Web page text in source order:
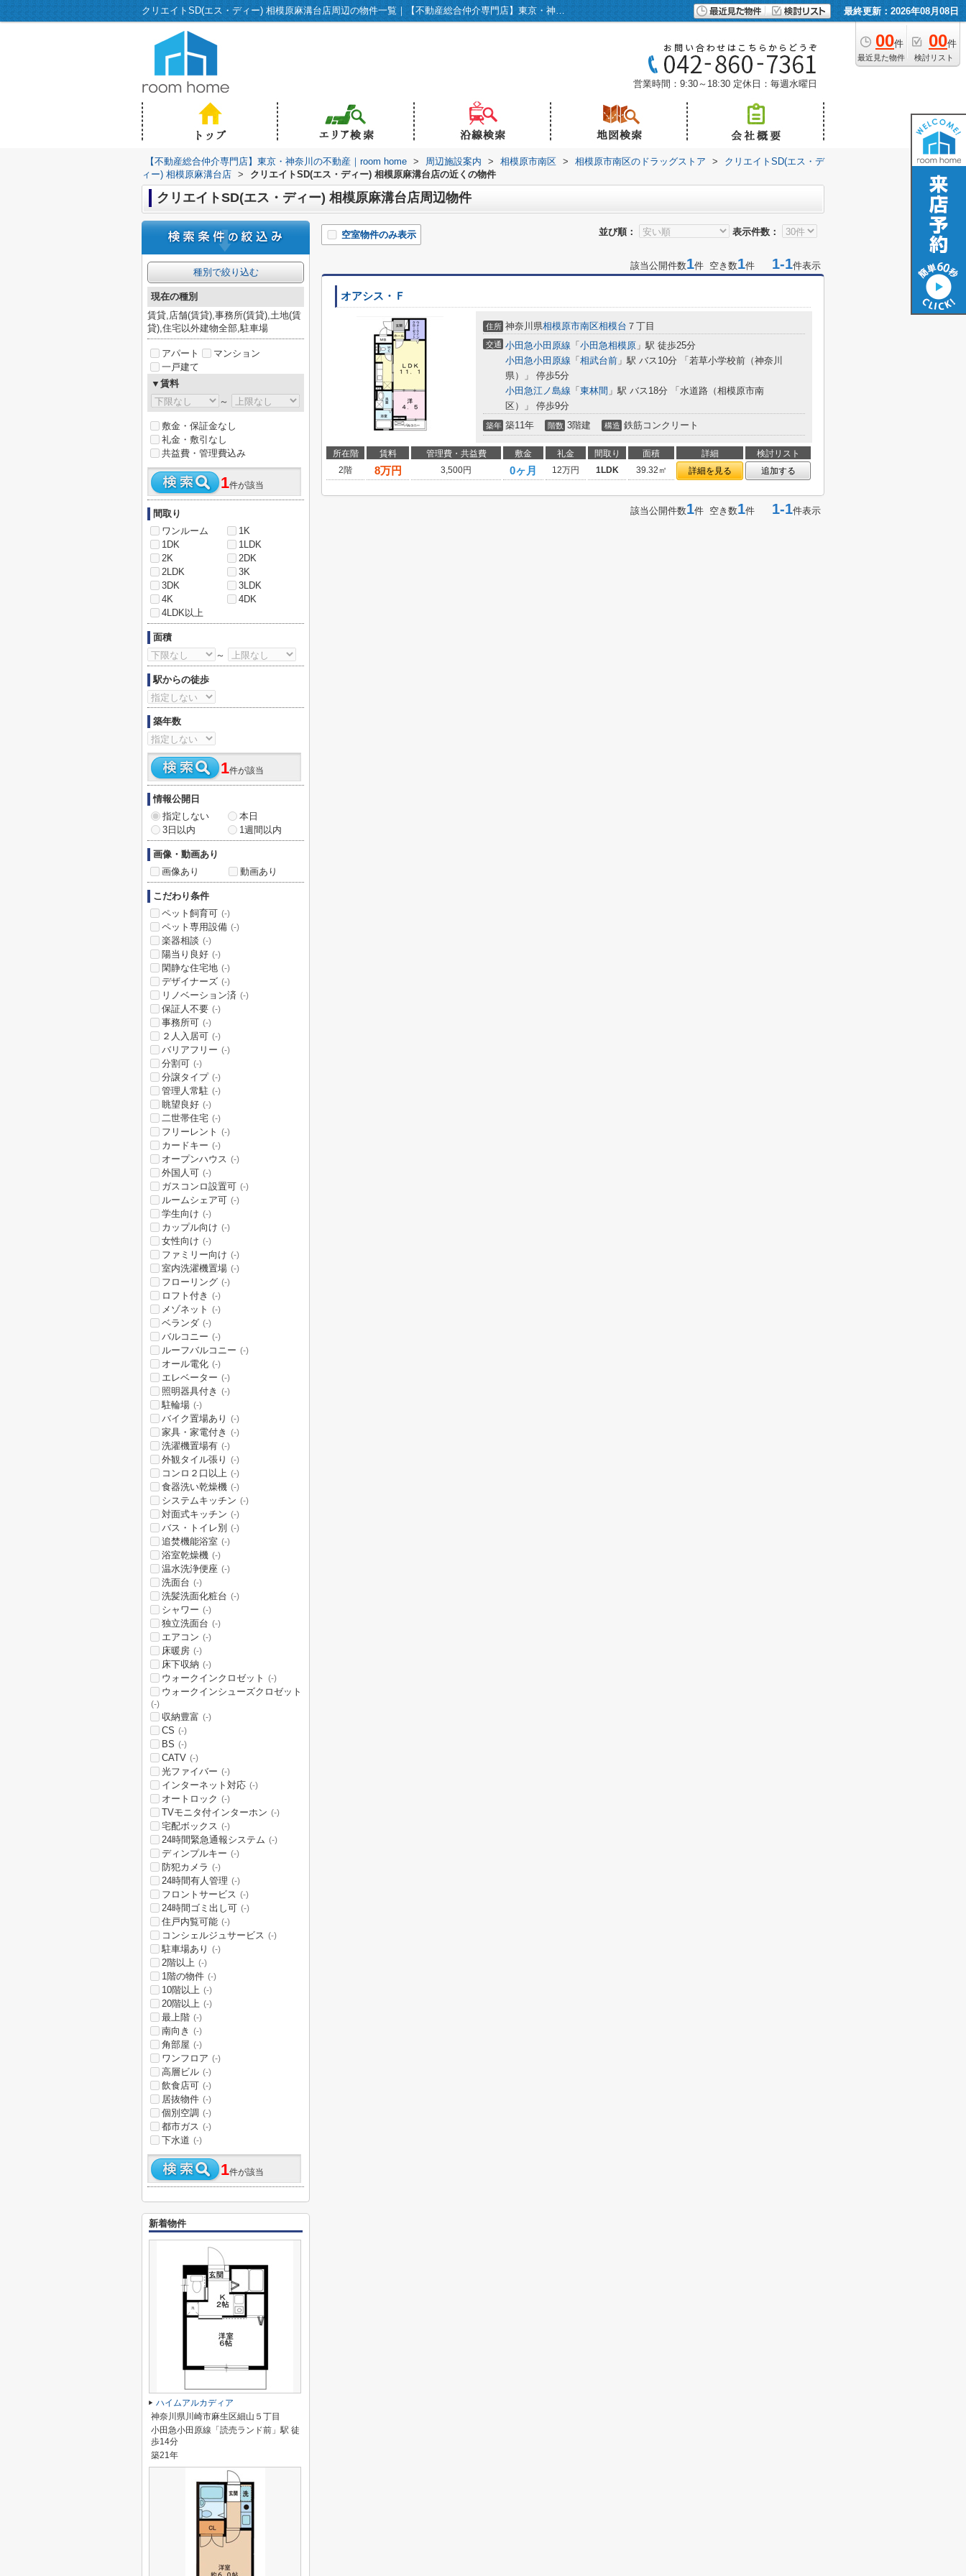
クリエイトSD(エス・ディー) 相模原麻溝台店周辺の物件一覧｜【不動産総合仲介専門店】東京・神奈川の不動産｜room home 最終更新：2026年08月08日
00件
最近見た物件
00件
検討リスト
営業時間：9:30～18:30 定休日：毎週水曜日
【不動産総合仲介専門店】東京・神奈川の不動産｜room home > 周辺施設案内 > 相模原市南区 > 相模原市南区のドラッグストア >
クリエイトSD(エス・デ
ィー) 相模原麻溝台店 > クリエイトSD(エス・ディー) 相模原麻溝台店の近くの物件
クリエイトSD(エス・ディー) 相模原麻溝台店周辺物件
並び順： 表示件数：
空室物件のみ表示
該当公開件数1件 空き数1件 1-1件表示
オアシス・Ｆ
住所 神奈川県相模原市南区相模台 ７丁目
交通 小田急小田原線 「 小田急相模原 」駅 徒歩25分
小田急小田原線 「 相武台前 」駅 バス10分 「若草小学校前（神奈川
県）」 停歩5分
小田急江ノ島線 「 東林間 」駅 バス18分 「水道路（相模原市南
区）」 停歩9分
築年 築11年 階数 3階建 構造 鉄筋コンクリート
所在階 賃料 管理費・共益費 敷金 礼金 間取り 面積 詳細
検討リスト
2階
8万円 3,500円 0ヶ月 12万円 1LDK 39.32㎡ 詳細を見る 追加する
該当公開件数1件 空き数1件 1-1件表示
種別で絞り込む
現在の種別
賃貸,店舗(賃貸),事務所(賃貸),土地(賃
貸),住宅以外建物全部,駐車場
アパート
マンション
一戸建て
▼賃料
～
敷金・保証金なし
礼金・敷引なし
共益費・管理費込み
1件が該当
間取り
ワンルーム
1K
1DK
1LDK
2K
2DK
2LDK
3K
3DK
3LDK
4K
4DK
4LDK以上
面積
～
駅からの徒歩
築年数
1件が該当
情報公開日
指定しない
本日
3日以内
1週間以内
画像・動画あり
画像あり
動画あり
こだわり条件
ペット飼育可 (-)
ペット専用設備 (-)
楽器相談 (-)
陽当り良好 (-)
閑静な住宅地 (-)
デザイナーズ (-)
リノベーション済 (-)
保証人不要 (-)
事務所可 (-)
２人入居可 (-)
バリアフリー (-)
分割可 (-)
分譲タイプ (-)
管理人常駐 (-)
眺望良好 (-)
二世帯住宅 (-)
フリーレント (-)
カードキー (-)
オープンハウス (-)
外国人可 (-)
ガスコンロ設置可 (-)
ルームシェア可 (-)
学生向け (-)
カップル向け (-)
女性向け (-)
ファミリー向け (-)
室内洗濯機置場 (-)
フローリング (-)
ロフト付き (-)
メゾネット (-)
ベランダ (-)
バルコニー (-)
ルーフバルコニー (-)
オール電化 (-)
エレベーター (-)
照明器具付き (-)
駐輪場 (-)
バイク置場あり (-)
家具・家電付き (-)
洗濯機置場有 (-)
外観タイル張り (-)
コンロ２口以上 (-)
食器洗い乾燥機 (-)
システムキッチン (-)
対面式キッチン (-)
バス・トイレ別 (-)
追焚機能浴室 (-)
浴室乾燥機 (-)
温水洗浄便座 (-)
洗面台 (-)
洗髪洗面化粧台 (-)
シャワー (-)
独立洗面台 (-)
エアコン (-)
床暖房 (-)
床下収納 (-)
ウォークインクロゼット (-)
ウォークインシューズクロゼット
(-)
収納豊富 (-)
CS (-)
BS (-)
CATV (-)
光ファイバー (-)
インターネット対応 (-)
オートロック (-)
TVモニタ付インターホン (-)
宅配ボックス (-)
24時間緊急通報システム (-)
ディンプルキー (-)
防犯カメラ (-)
24時間有人管理 (-)
フロントサービス (-)
24時間ゴミ出し可 (-)
住戸内覧可能 (-)
コンシェルジュサービス (-)
駐車場あり (-)
2階以上 (-)
1階の物件 (-)
10階以上 (-)
20階以上 (-)
最上階 (-)
南向き (-)
角部屋 (-)
ワンフロア (-)
高層ビル (-)
飲食店可 (-)
居抜物件 (-)
個別空調 (-)
都市ガス (-)
下水道 (-)
1件が該当
新着物件
ハイムアルカディア
神奈川県川崎市麻生区細山５丁目
小田急小田原線「読売ランド前」駅 徒
歩14分
築21年